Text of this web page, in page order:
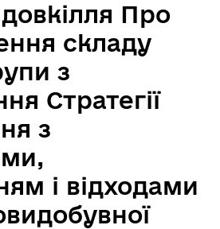
Про
складу
з
Стратегії
з
i відходами